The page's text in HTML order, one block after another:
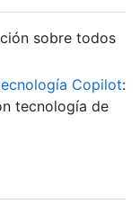
sobre todos
Copilot:
tecnología de